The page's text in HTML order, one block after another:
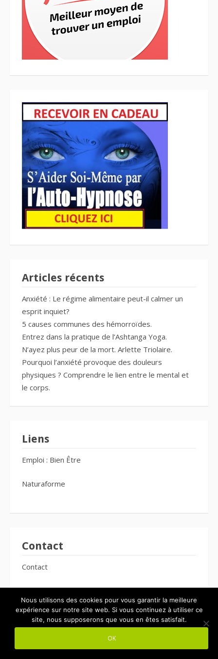
Articles récents
Anxiété : Le régime alimentaire peut-il calmer un
esprit inquiet?
5 causes communes des hémorroïdes.
Entrez dans la pratique de l’Ashtanga Yoga.
N’ayez plus peur de la mort. Arlette Triolaire.
Pourquoi l’anxiété provoque des douleurs
physiques ? Comprendre le lien entre le mental et
le corps.
Liens
Emploi : Bien Être
Naturaforme
Contact
Contact
Cadeaux
Cadeaux
Nous utilisons des cookies pour vous garantir la meilleure
expérience sur notre site web. Si vous continuez à utiliser ce
site, nous supposerons que vous en êtes satisfait.
OK